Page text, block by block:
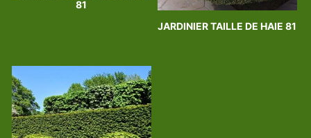
81
JARDINIER TAILLE DE HAIE 81